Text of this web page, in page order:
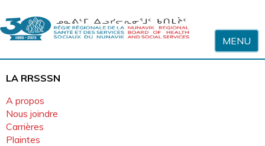
MENU
LA RRSSSN
A propos
Nous joindre
Carrières
Plaintes